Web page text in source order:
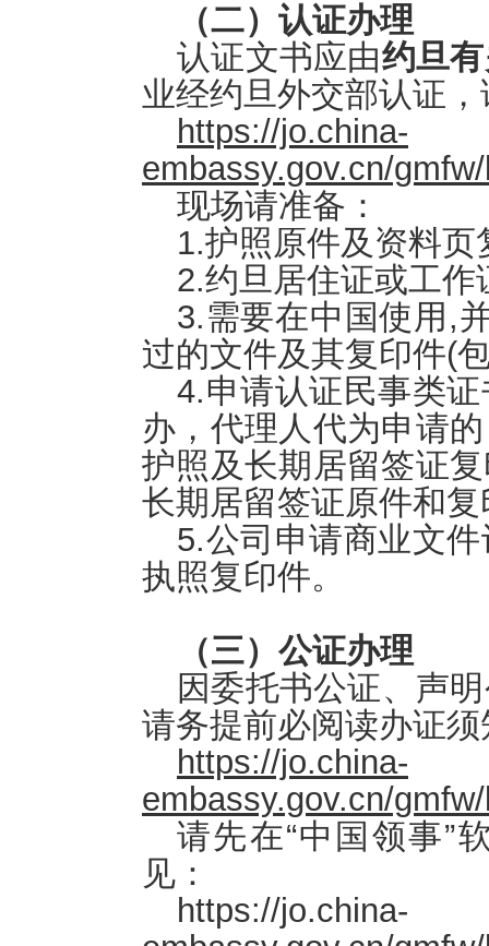
（二）认证办理
认证文书应由约旦
业经约旦外交部认证
https://jo.china-
embassy.gov.cn/
现场请准备：
1.护照原件及资料页
2.约旦居住证或工
3.需要在中国使用,
过的文件及其复印件(
4.申请认证民事类
办，代理人代为申请
护照及长期居留签证
长期居留签证原件和
5.公司申请商业文
执照复印件。
（三）公证办理
因委托书公证、声
请务提前必阅读办证
https://jo.china-
embassy.gov.cn/
请先在“中国领事”
见：
https://jo.china-